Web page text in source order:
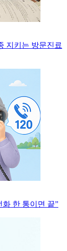
지키는 방문진료
화 한 통이면 끝”